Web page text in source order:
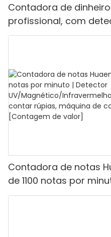
Contadora de dinheiro
profissional, com
capacidade de
Contadora de notas
de 1100 notas por
UV/Magnético/